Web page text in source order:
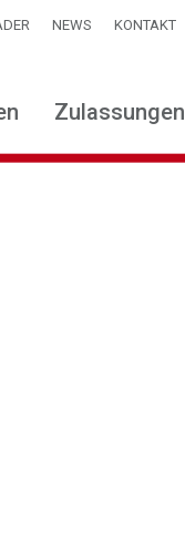
NEWS KONTAKT
Zulassungen